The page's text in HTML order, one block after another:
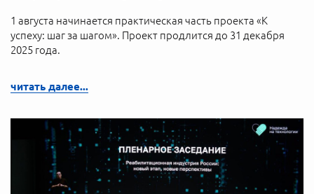
1 августа начинается практическая часть проекта «К
успеху: шаг за шагом». Проект продлится до 31 декабря
2025 года.
читать далее...